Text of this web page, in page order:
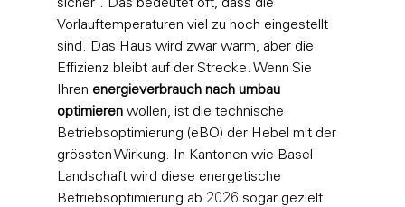
sicher". Das bedeutet oft, dass die
Vorlauftemperaturen viel zu hoch eingestellt
sind. Das Haus wird zwar warm, aber die
Effizienz bleibt auf der Strecke. Wenn Sie
Ihren energieverbrauch nach umbau
optimieren wollen, ist die technische
Betriebsoptimierung (eBO) der Hebel mit der
grössten Wirkung. In Kantonen wie Basel-
Landschaft wird diese energetische
Betriebsoptimierung ab 2026 sogar gezielt